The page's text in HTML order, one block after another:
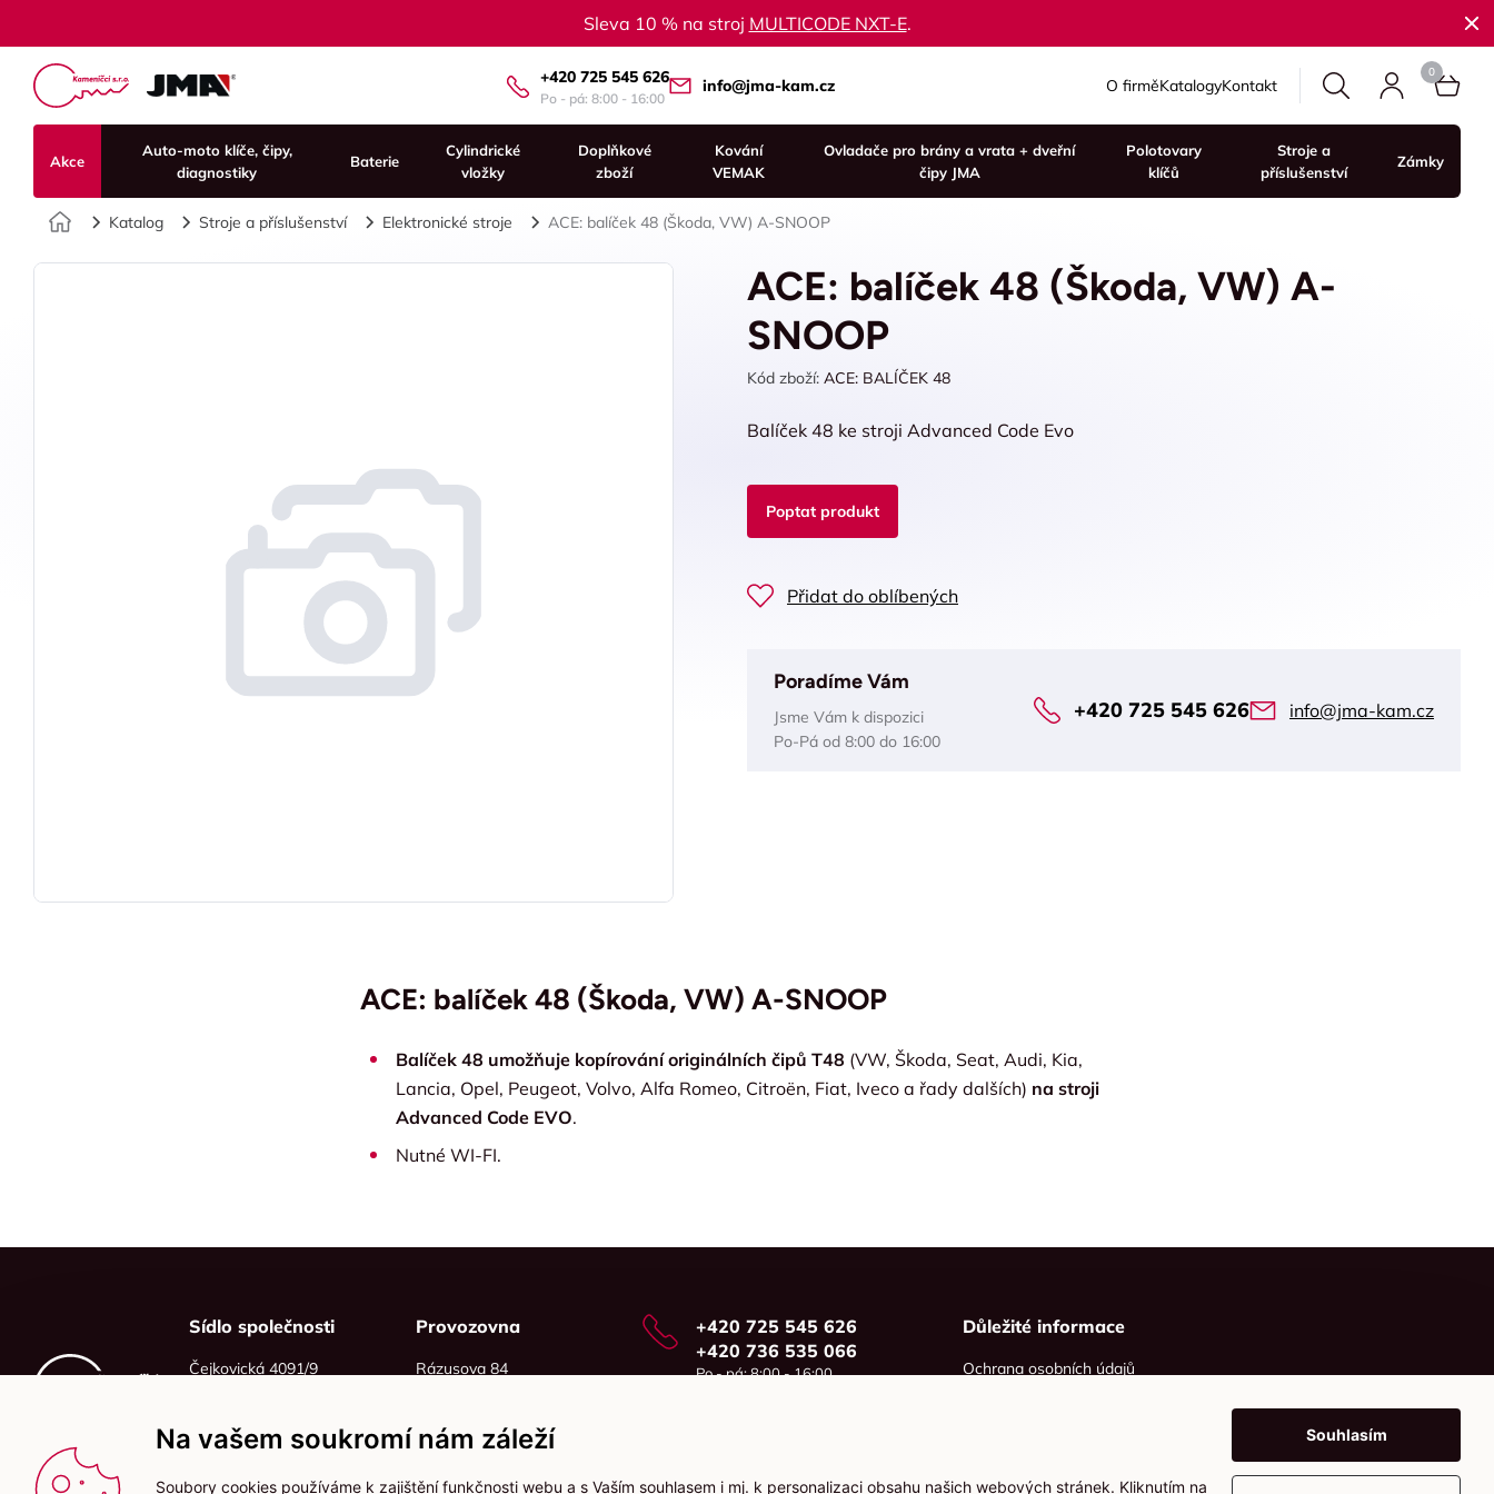
Sleva 10 % na stroj MULTICODE NXT-E.
+420 725 545 626
Po - pá: 8:00 - 16:00
info@jma-kam.cz O firměKatalogyKontakt
Akce
Auto-moto klíče, čipy,
diagnostiky
Baterie
Cylindrické
vložky
Doplňkové
zboží
Kování
VEMAK
Ovladače pro brány a vrata + dveřní
čipy JMA
Polotovary
klíčů
Stroje a
příslušenství
Zámky
Úvod
Katalog Stroje a příslušenství Elektronické stroje ACE: balíček 48 (Škoda, VW) A-SNOOP
ACE: balíček 48 (Škoda, VW) A-
SNOOP
Kód zboží: ACE: BALÍČEK 48
Balíček 48 ke stroji Advanced Code Evo
Poptat produkt
Přidat do oblíbených
Poradíme Vám
Jsme Vám k dispozici
Po-Pá od 8:00 do 16:00
+420 725 545 626 info@jma-kam.cz
ACE: balíček 48 (Škoda, VW) A-SNOOP
Balíček 48 umožňuje kopírování originálních čipů T48 (VW, Škoda, Seat, Audi, Kia,
Lancia, Opel, Peugeot, Volvo, Alfa Romeo, Citroën, Fiat, Iveco a řady dalších) na stroji
Advanced Code EVO.
Nutné WI-FI.
Sídlo společnosti
Čejkovická 4091/9
IČO: 06215319
DIČ: CZ06215319
Provozovna
Rázusova 84
+420 725 545 626
+420 736 535 066
Po - pá: 8:00 - 16:00
Důležité informace
Ochrana osobních údajů
Na vašem soukromí nám záleží
Soubory cookies používáme k zajištění funkčnosti webu a s Vaším souhlasem i mj. k personalizaci obsahu našich webových stránek. Kliknutím na
Souhlasím